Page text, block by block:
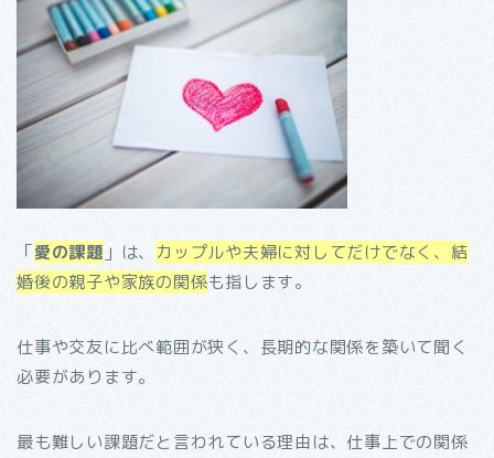
「愛の課題 」は、 カップルや夫婦に対してだけでなく、結
婚後の親子や家族の関係も指します。
仕事や交友に比べ範囲が狭く、長期的な関係を築いて聞く
必要があります。
最も難しい課題だと言われている理由は、仕事上での関係